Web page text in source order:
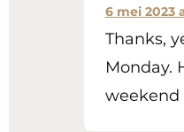
6 mei 2023
Thanks,
Monday.